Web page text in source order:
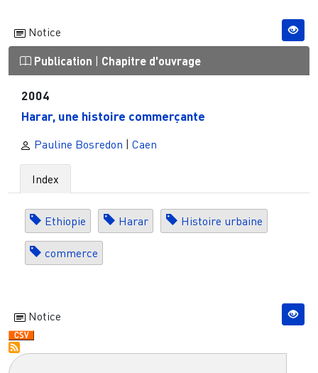
Notice
Publication | Chapitre d'ouvrage
2004
Harar, une histoire commerçante
Pauline Bosredon Caen
Index
Ethiopie Harar Histoire urbaine
commerce
Notice